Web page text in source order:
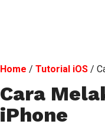
Home / Tutorial iOS/
Cara
iPhone